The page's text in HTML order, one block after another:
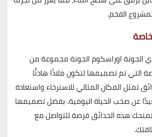
الفخم.
الجونة اوراسكوم الجونة مجموعة من
التي تم تصميمها لتكون ملاذًا هادئًا
تمثل المكان المثالي للاسترخاء واستعادة
عن صخب الحياة اليومية. بفضل تصميمها
هذه الحدائق فرصة للتواصل مع